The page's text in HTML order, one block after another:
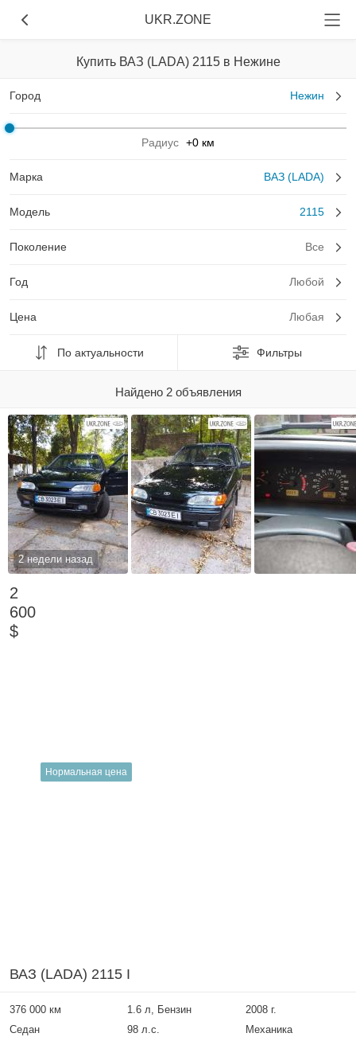
UKR.ZONE
Купить ВАЗ (LADA) 2115 в Нежине
Город Нежин
Радиус +0 км
Марка ВАЗ (LADA)
Модель 2115
Поколение Все
Год Любой
Цена Любая
По актуальности Фильтры
Найдено 2 объявления
2 недели назад
2
600
$
Нормальная цена
ВАЗ (LADA) 2115 I
376 000 км 1.6 л, Бензин
2008 г.
Седан
98 л.с.
Механика